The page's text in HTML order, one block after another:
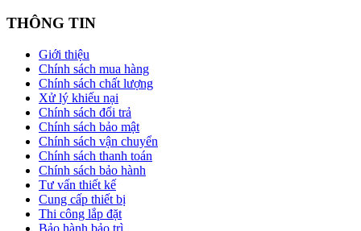
THÔNG TIN
Giới thiệu
Chính sách mua hàng
Chính sách chất lượng
Xử lý khiếu nại
Chính sách đổi trả
Chính sách bảo mật
Chính sách vận chuyển
Chính sách thanh toán
Chính sách bảo hành
Tư vấn thiết kế
Cung cấp thiết bị
Thi công lắp đặt
Bảo hành bảo trì